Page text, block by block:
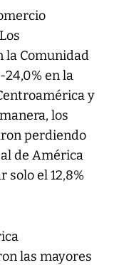
la Comunidad
en la
y
los
perdiendo
de América
solo el 12,8%
las mayores